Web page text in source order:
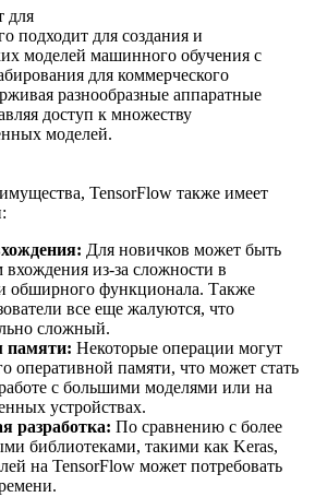
для
подходит для создания и
моделей машинного обучения с
для коммерческого
разнообразные аппаратные
доступ к множеству
моделей.
TensorFlow также имеет
Для новичков может быть
из-за сложности в
обширного функционала. Также
все еще жалуются, что
сложный.
памяти: Некоторые операции могут
оперативной памяти, что может стать
с большими моделями или на
устройствах.
разработка: По сравнению с более
библиотеками, такими как Keras,
на TensorFlow может потребовать